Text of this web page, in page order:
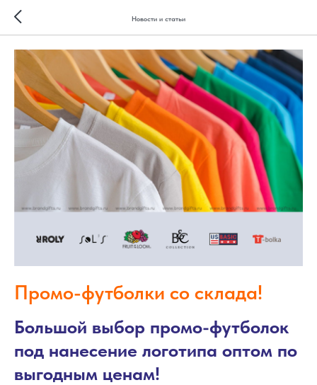
Новости и статьи
Промо-футболки со склада!
Большой выбор промо-футболок
под нанесение логотипа оптом по
выгодным ценам!